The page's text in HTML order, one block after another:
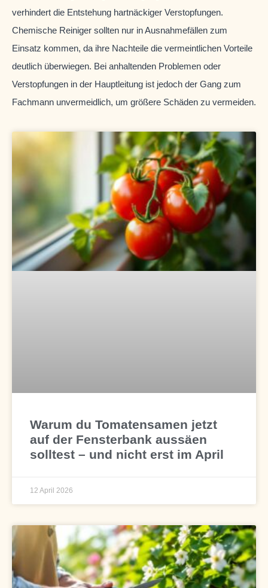
Warum du Tomatensamen jetzt
auf der Fensterbank aussäen
solltest – und nicht erst im April
12 April 2026
verhindert die Entstehung hartnäckiger Verstopfungen.
Chemische Reiniger sollten nur in Ausnahmefällen zum
Einsatz kommen, da ihre Nachteile die vermeintlichen Vorteile
deutlich überwiegen. Bei anhaltenden Problemen oder
Verstopfungen in der Hauptleitung ist jedoch der Gang zum
Fachmann unvermeidlich, um größere Schäden zu vermeiden.